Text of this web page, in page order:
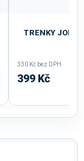
TRENKY JOMA
330 Kč bez DPH
399 Kč